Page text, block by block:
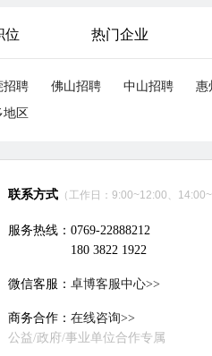
位 热门企业
招聘 佛山招聘 中山招聘
惠
地区
联系方式 （工作日：9:00~12:00、
服务热线：0769-22888212
180 3822 1922
微信客服： 卓博客服中心>>
商务合作： 在线咨询>>
公益/政府/事业单位合作专属